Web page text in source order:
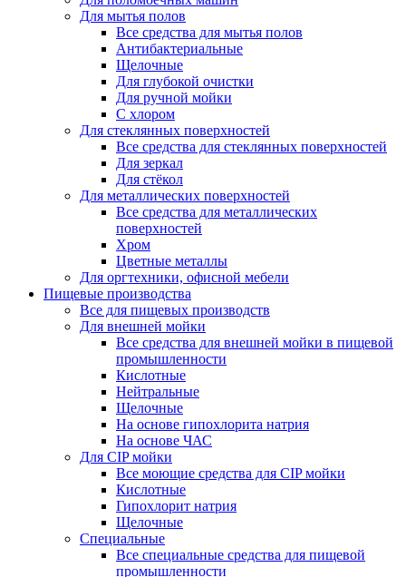
Для мытья полов
Все средства для мытья полов
Антибактериальные
Щелочные
Для глубокой очистки
Для ручной мойки
С хлором
Для стеклянных поверхностей
Все средства для стеклянных поверхностей
Для зеркал
Для стёкол
Для металлических поверхностей
Все средства для металлических
поверхностей
Хром
Цветные металлы
Для оргтехники, офисной мебели
Пищевые производства
Все для пищевых производств
Для внешней мойки
Все средства для внешней мойки в пищевой
промышленности
Кислотные
Нейтральные
Щелочные
На основе гипохлорита натрия
На основе ЧАС
Для CIP мойки
Все моющие средства для CIP мойки
Кислотные
Гипохлорит натрия
Щелочные
Специальные
Все специальные средства для пищевой
промышленности